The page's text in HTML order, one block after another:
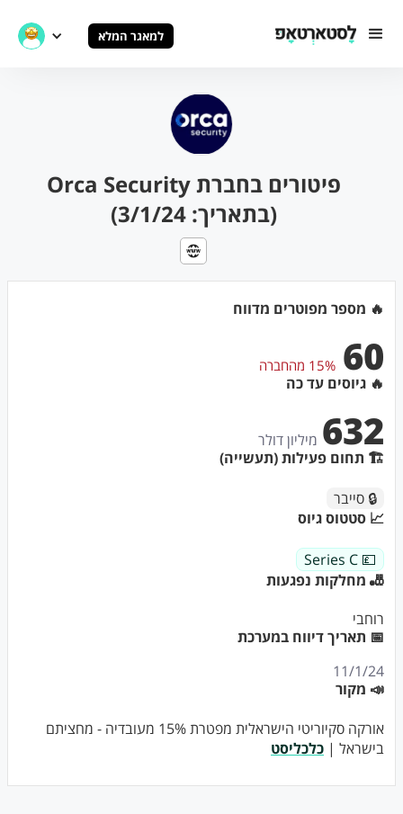
למאגר המלא
פיטורים בחברת Orca Security
(בתאריך: 3/1/24)
🔥 מספר מפוטרים מדווח
60 15% מהחברה
🔥 גיוסים עד כה
632 מיליון דולר
🏗 תחום פעילות (תעשייה)
🔒 סייבר
📈 סטטוס גיוס
💷 Series C
🎳 מחלקות נפגעות
רוחבי
📅 תאריך דיווח במערכת
11/1/24
📣 מקור
אורקה סקיוריטי הישראלית מפטרת 15% מעובדיה - מחציתם
בישראל | כלכליסט